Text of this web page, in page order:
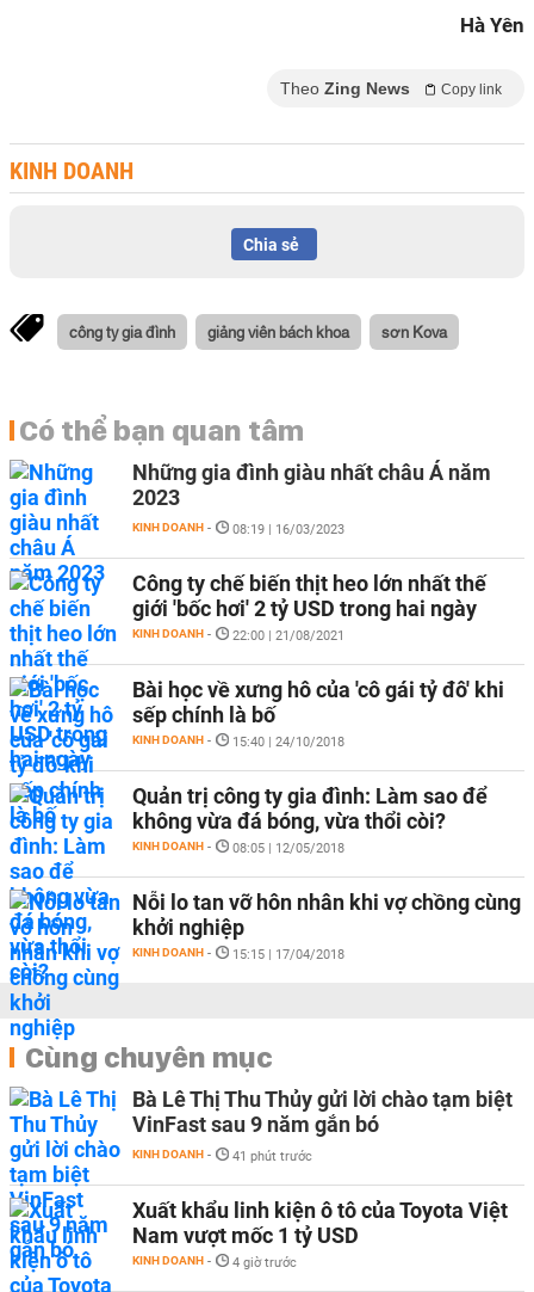
Hà Yên
Theo Zing News Copy link
KINH DOANH
Chia sẻ
công ty gia đình giảng viên bách khoa sơn Kova
Có thể bạn quan tâm
Những gia đình giàu nhất châu Á năm
2023
KINH DOANH - 08:19 | 16/03/2023
Công ty chế biến thịt heo lớn nhất thế
giới 'bốc hơi' 2 tỷ USD trong hai ngày
KINH DOANH - 22:00 | 21/08/2021
Bài học về xưng hô của 'cô gái tỷ đô' khi
sếp chính là bố
KINH DOANH - 15:40 | 24/10/2018
Quản trị công ty gia đình: Làm sao để
không vừa đá bóng, vừa thổi còi?
KINH DOANH - 08:05 | 12/05/2018
Nỗi lo tan vỡ hôn nhân khi vợ chồng cùng
khởi nghiệp
KINH DOANH - 15:15 | 17/04/2018
Cùng chuyên mục
Bà Lê Thị Thu Thủy gửi lời chào tạm biệt
VinFast sau 9 năm gắn bó
KINH DOANH - 41 phút trước
Xuất khẩu linh kiện ô tô của Toyota Việt
Nam vượt mốc 1 tỷ USD
KINH DOANH - 4 giờ trước